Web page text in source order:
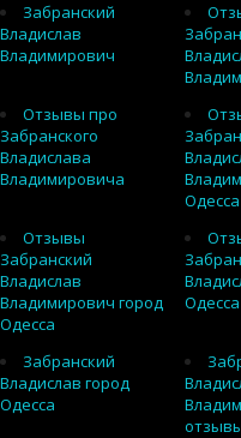
Забранский
Владислав
Владимирович
Отзывы про
Забранского
Владислава
Владимировича
Одесса
Отзывы
Забранский
Владислав
Владимирович город
Одесса
Одесса
Забранский
Владислав город
Одесса